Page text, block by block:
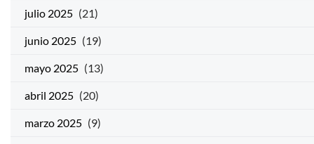
julio 2025 (21)
junio 2025 (19)
mayo 2025 (13)
abril 2025 (20)
marzo 2025 (9)